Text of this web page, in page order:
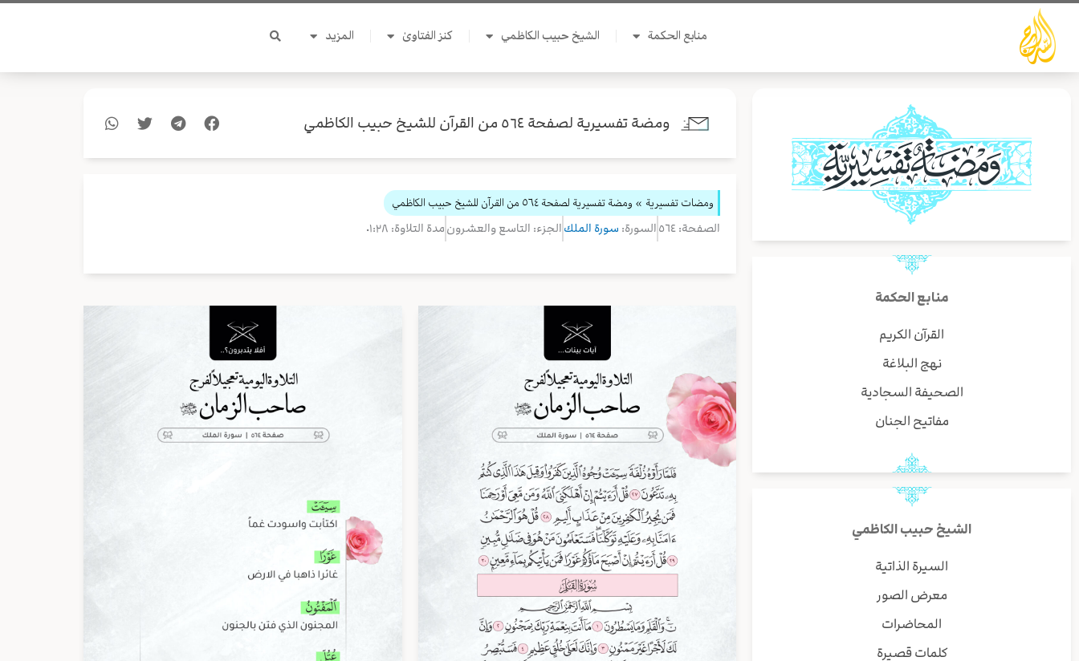
تخطي
المحتوى
منابع الحكمة الشيخ حبيب الكاظمي كنز الفتاوىٰ المزيد
منابع الحكمة
القرآن الكريم
نهج البلاغة
الصحيفة السجادية
مفاتيح الجنان
الشيخ حبيب الكاظمي
السيرة الذاتية
معرض الصور
المحاضرات
كلمات قصيرة
ومضة تفسيرية لصفحة ٥٦٤ من القرآن للشيخ حبيب الكاظمي
ومضات تفسيرية » ومضة تفسيرية لصفحة ٥٦٤ من القرآن للشيخ حبيب الكاظمي
الصفحة: ٥٦٤ السورة: سورة الملكالجزء: التاسع والعشرونمدة التلاوة: ٠١:٢٨